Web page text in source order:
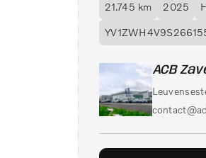
21.745 km 2025
ACB